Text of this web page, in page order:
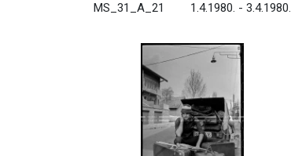
MS_31_A_21 1.4.1980. - 3.4.1980.